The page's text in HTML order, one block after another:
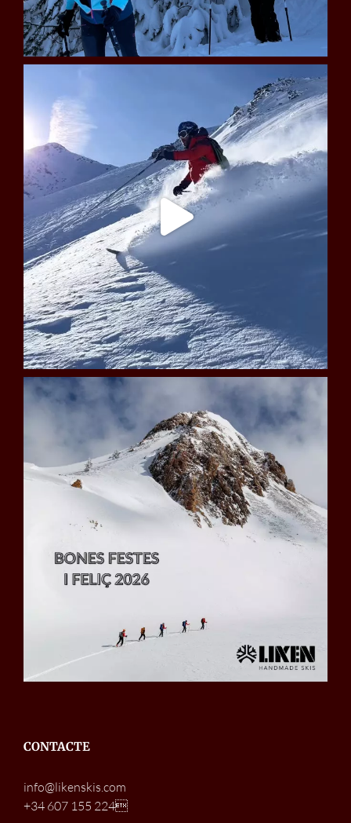
CONTACTE
info@likenskis.com
+34 607 155 224